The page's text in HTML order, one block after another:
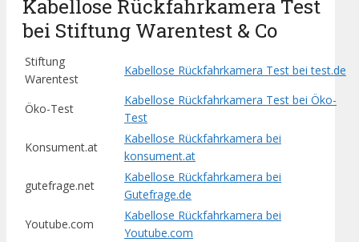
Kabellose Rückfahrkamera Test
bei Stiftung Warentest & Co
Stiftung
Warentest
Kabellose Rückfahrkamera Test bei test.de
Öko-Test
Kabellose Rückfahrkamera Test bei Öko-
Test
Konsument.at
Kabellose Rückfahrkamera bei
konsument.at
gutefrage.net
Kabellose Rückfahrkamera bei
Gutefrage.de
Youtube.com
Kabellose Rückfahrkamera bei
Youtube.com